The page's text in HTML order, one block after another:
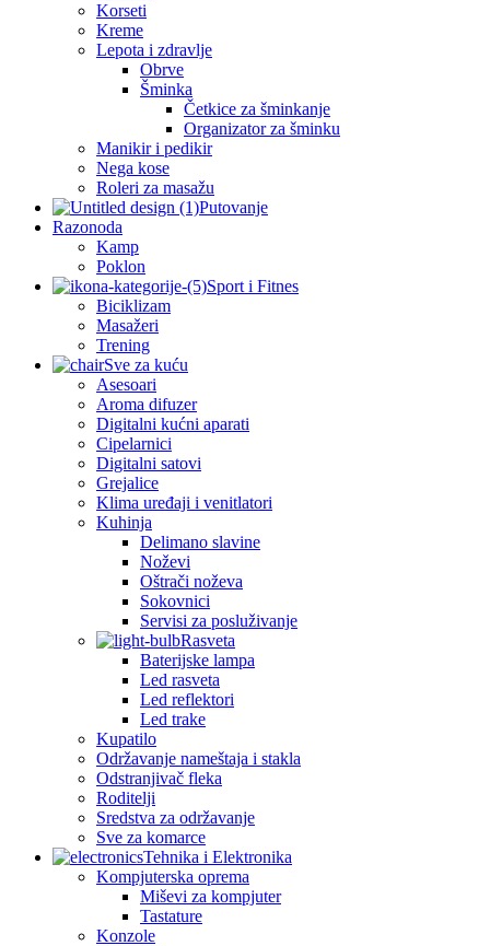
Korseti
Kreme
Lepota i zdravlje
Obrve
Šminka
Četkice za šminkanje
Organizator za šminku
Manikir i pedikir
Nega kose
Roleri za masažu
Putovanje
Razonoda
Kamp
Poklon
Sport i Fitnes
Biciklizam
Masažeri
Trening
Sve za kuću
Asesoari
Aroma difuzer
Digitalni kućni aparati
Cipelarnici
Digitalni satovi
Grejalice
Klima uređaji i venitlatori
Kuhinja
Delimano slavine
Noževi
Oštrači noževa
Sokovnici
Servisi za posluživanje
Rasveta
Baterijske lampa
Led rasveta
Led reflektori
Led trake
Kupatilo
Održavanje nameštaja i stakla
Odstranjivač fleka
Roditelji
Sredstva za održavanje
Sve za komarce
Tehnika i Elektronika
Kompjuterska oprema
Miševi za kompjuter
Tastature
Konzole